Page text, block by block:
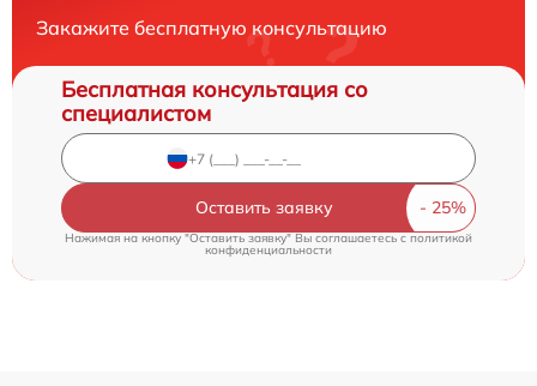
Закажите бесплатную консультацию
Бесплатная консультация со
специалистом
Оставить заявку
Нажимая на кнопку "Оставить заявку" Вы соглашаетесь cполитикой
конфиденциальности